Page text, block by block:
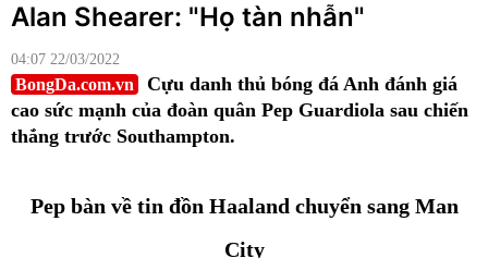
Alan Shearer: "Họ tàn nhẫn"
04:07 22/03/2022
BongDa.com.vn
Cựu danh thủ bóng đá Anh đánh giá
cao sức mạnh của đoàn quân Pep Guardiola sau chiến
thắng trước Southampton.
Pep bàn về tin đồn Haaland chuyển sang Man
City